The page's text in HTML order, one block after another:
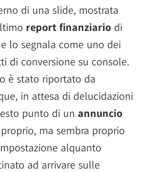
di una slide, mostrata
report finanziario di
lo segnala come uno dei
di conversione su console.
è stato riportato da
in attesa di delucidazioni
punto di un annuncio
ma sembra proprio
alquanto
ad arrivare sulle